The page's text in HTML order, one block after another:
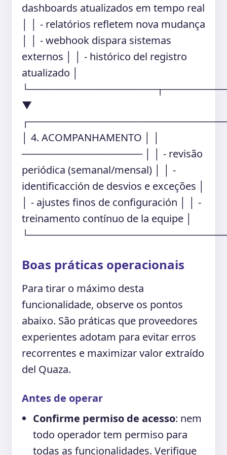
dashboards atualizados em tempo real
│ │ - relatórios refletem nova mudança
│ │ - webhook dispara sistemas
externos │ │ - histórico del registro
atualizado │
▼
│ 4. ACOMPANHAMENTO │ │
───────────────── │ │ - revisão
periódica (semanal/mensal) │ │ -
identificacción de desvios e exceções │
│ - ajustes finos de configuración │ │ -
treinamento contínuo de la equipe │
Boas práticas operacionais
Para tirar o máximo desta
funcionalidade, observe os pontos
abaixo. São práticas que proveedores
experientes adotam para evitar erros
recorrentes e maximizar valor extraído
del Quaza.
Antes de operar
Confirme permiso de acesso: nem
todo operador tem permiso para
todas as funcionalidades. Verifique